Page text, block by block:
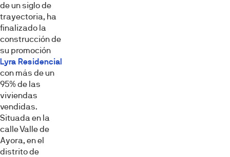
de un siglo de
trayectoria, ha
finalizado la
construcción de
su promoción
Lyra Residencial
con más de un
95% de las
viviendas
vendidas.
Situada en la
calle Valle de
Ayora, en el
distrito de